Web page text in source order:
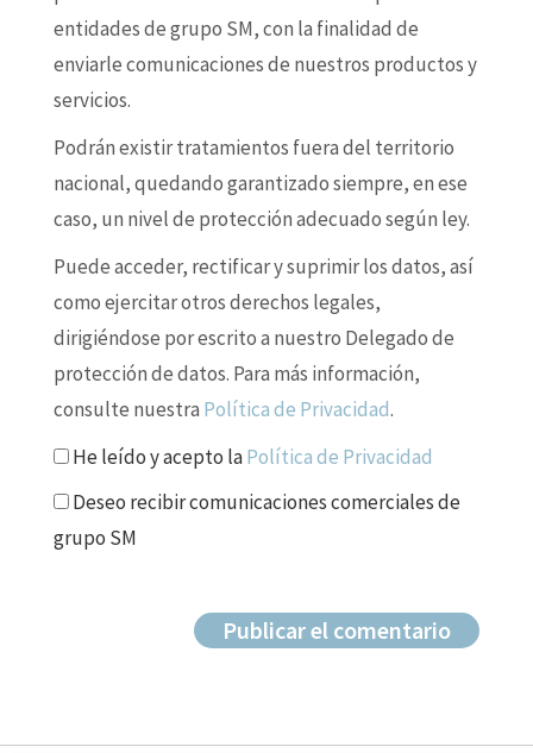
entidades de grupo SM, con la finalidad de
enviarle comunicaciones de nuestros productos y
servicios.
Podrán existir tratamientos fuera del territorio
nacional, quedando garantizado siempre, en ese
caso, un nivel de protección adecuado según ley.
Puede acceder, rectificar y suprimir los datos, así
como ejercitar otros derechos legales,
dirigiéndose por escrito a nuestro Delegado de
protección de datos. Para más información,
consulte nuestra Política de Privacidad.
He leído y acepto laPolítica de Privacidad
Deseo recibir comunicaciones comerciales de
grupo SM